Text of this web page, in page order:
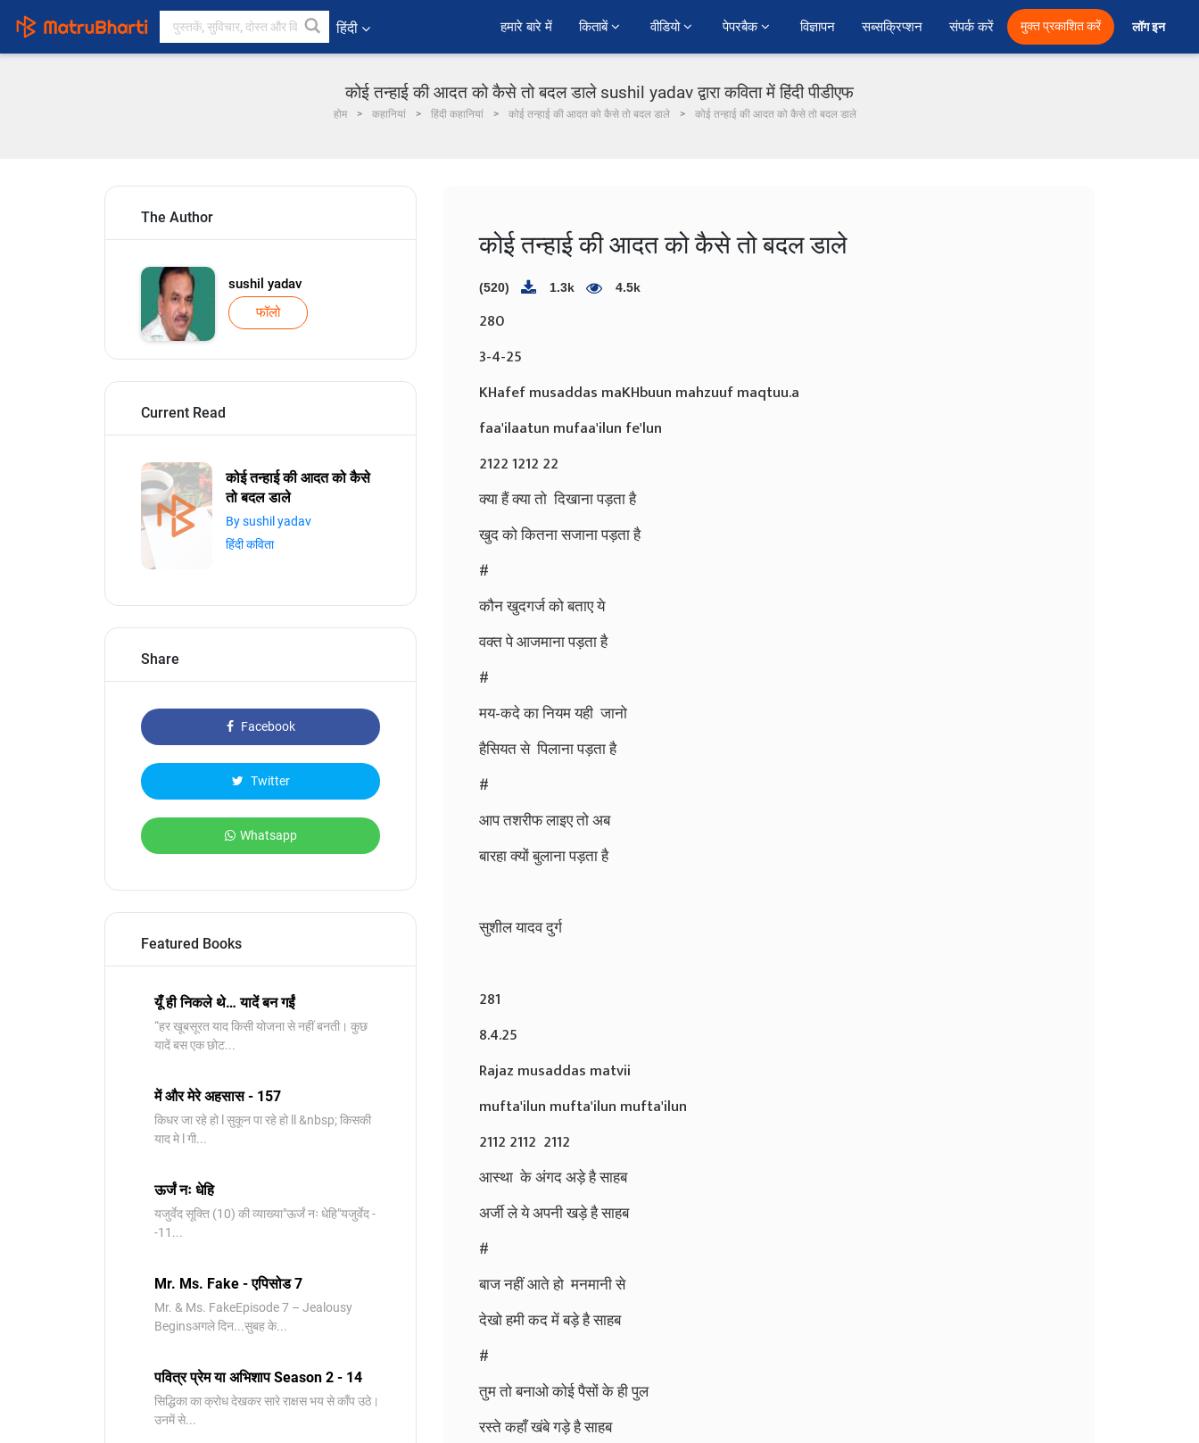
हिंदी हमारे बारे में किताबें वीडियो पेपरबैक विज्ञापन सब्सक्रिप्शन संपर्क करें मुक्त प्रकाशित करें लॉग इन
कोई तन्हाई की आदत को कैसे तो बदल डाले sushil yadav द्वारा कविता में हिंदी पीडीएफ
होम कहानियां हिंदी कहानियां कोई तन्हाई की आदत को कैसे तो बदल डाले कोई तन्हाई की आदत को कैसे तो बदल डाले
The Author
sushil yadav
फॉलो
Current Read
कोई तन्हाई की आदत को कैसे
तो बदल डाले
By sushil yadav
हिंदी कविता
Share
Facebook
Twitter
Whatsapp
Featured Books
यूँ ही निकले थे… यादें बन गईं
“हर खूबसूरत याद किसी योजना से नहीं बनती। कुछ
यादें बस एक छोट...
में और मेरे अहसास - 157
किधर जा रहे हो l सुकून पा रहे हो ll &nbsp; किसकी
याद मे l गी...
ऊर्जं नः धेहि
यजुर्वेद सूक्ति (10) की व्याख्या"ऊर्जं नः धेहि"यजुर्वेद -
-11...
Mr. Ms. Fake - एपिसोड 7
Mr. & Ms. FakeEpisode 7 – Jealousy
Beginsअगले दिन...सुबह के...
पवित्र प्रेम या अभिशाप Season 2 - 14
सिद्धिका का क्रोध देखकर सारे राक्षस भय से काँप उठे।
उनमें से...
कोई तन्हाई की आदत को कैसे तो बदल डाले
(520) 1.3k 4.5k
280
3-4-25
KHafef musaddas maKHbuun mahzuuf maqtuu.a
faa'ilaatun mufaa'ilun fe'lun
2122 1212 22
क्या हैं क्या तो दिखाना पड़ता है
खुद को कितना सजाना पड़ता है
#
कौन खुदगर्ज को बताए ये
वक्त पे आजमाना पड़ता है
#
मय-कदे का नियम यही जानो
हैसियत से पिलाना पड़ता है
#
आप तशरीफ लाइए तो अब
बारहा क्यों बुलाना पड़ता है
सुशील यादव दुर्ग
281
8.4.25
Rajaz musaddas matvii
mufta'ilun mufta'ilun mufta'ilun
2112 2112 2112
आस्था के अंगद अड़े है साहब
अर्जी ले ये अपनी खड़े है साहब
#
बाज नहीं आते हो मनमानी से
देखो हमी कद में बड़े है साहब
#
तुम तो बनाओ कोई पैसों के ही पुल
रस्ते कहाँ खंबे गड़े है साहब